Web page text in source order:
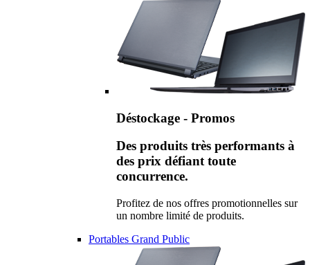
Déstockage - Promos
Des produits très performants à
des prix défiant toute
concurrence.
Profitez de nos offres promotionnelles sur
un nombre limité de produits.
Portables Grand Public